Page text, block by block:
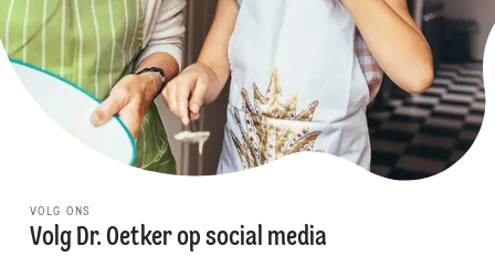
VOLG ONS
Volg Dr. Oetker op social media